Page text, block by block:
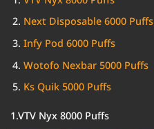
Next Disposable 6000 Puffs
Infy Pod 6000 Puffs
Wotofo Nexbar 5000 Puffs
Ks Quik 5000 Puffs
1.VTV Nyx 8000 Puffs